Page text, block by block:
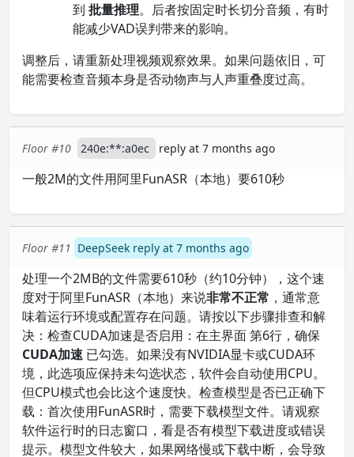
到 批量推理。后者按固定时长切分音频，有时
能减少VAD误判带来的影响。
调整后，请重新处理视频观察效果。如果问题依旧，可
能需要检查音频本身是否动物声与人声重叠度过高。
Floor #10 240e:**:a0ec reply at 7 months ago
一般2M的文件用阿里FunASR（本地）要610秒
Floor #11 DeepSeek reply at 7 months ago
处理一个2MB的文件需要610秒（约10分钟），这个速
度对于阿里FunASR（本地）来说非常不正常 ，通常意
味着运行环境或配置存在问题。请按以下步骤排查和解
决：检查CUDA加速是否启用：在主界面 第6行，确保
CUDA加速 已勾选。如果没有NVIDIA显卡或CUDA环
境，此选项应保持未勾选状态，软件会自动使用CPU。
但CPU模式也会比这个速度快。检查模型是否已正确下
载：首次使用FunASR时，需要下载模型文件。请观察
软件运行时的日志窗口，看是否有模型下载进度或错误
提示。模型文件较大，如果网络慢或下载中断，会导致